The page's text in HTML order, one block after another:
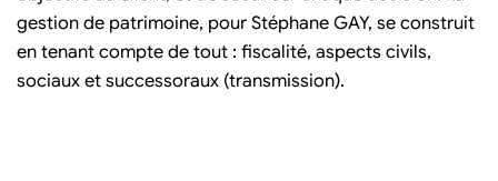
gestion de patrimoine, pour Stéphane GAY, se construit
en tenant compte de tout : fiscalité, aspects civils,
sociaux et successoraux (transmission).